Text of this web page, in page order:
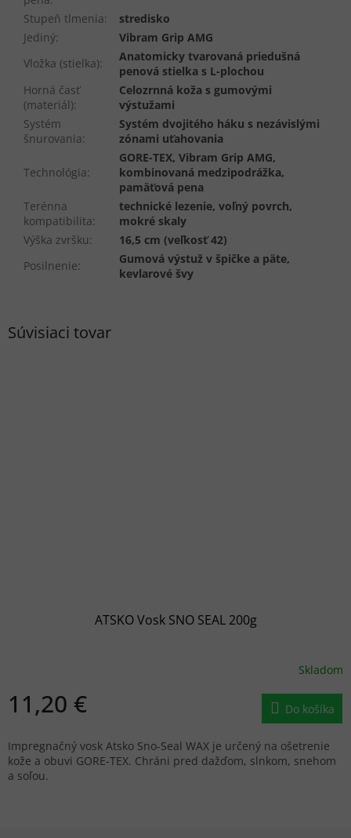
Súvisiaci tovar
ATSKO Vosk SNO SEAL 200g
Skladom
11,20 € Do košíka
Impregnačný vosk Atsko Sno-Seal WAX je určený na ošetrenie
kože a obuvi GORE-TEX. Chráni pred dažďom, slnkom, snehom
a soľou.
Stupeň tlmenia:
stredisko
Jediný:
Vibram Grip AMG
Vložka (stielka):
Anatomicky tvarovaná priedušná
penová stielka s L-plochou
Horná časť
(materiál):
Celozrnná koža s gumovými
výstužami
Systém
šnurovania:
Systém dvojitého háku s nezávislými
zónami uťahovania
Technológia:
GORE-TEX, Vibram Grip AMG,
kombinovaná medzipodrážka,
pamäťová pena
Terénna
kompatibilita:
technické lezenie, voľný povrch,
mokré skaly
Výška zvršku:
16,5 cm (veľkosť 42)
Posilnenie:
Gumová výstuž v špičke a päte,
kevlarové švy